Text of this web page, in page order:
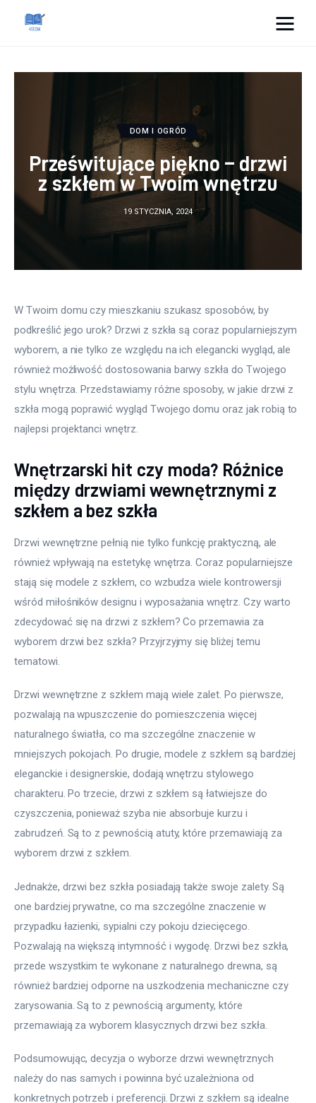
Zdrowie
Lifestyle
Uroda
DOM I OGRÓD
Prześwitujące piękno – drzwi
z szkłem w Twoim wnętrzu
19 STYCZNIA, 2024
W Twoim domu czy mieszkaniu szukasz sposobów, by
podkreślić jego urok? Drzwi z szkła są coraz popularniejszym
wyborem, a nie tylko ze względu na ich elegancki wygląd, ale
również możliwość dostosowania barwy szkła do Twojego
stylu wnętrza. Przedstawiamy różne sposoby, w jakie drzwi z
szkła mogą poprawić wygląd Twojego domu oraz jak robią to
najlepsi projektanci wnętrz.
Wnętrzarski hit czy moda? Różnice
między drzwiami wewnętrznymi z
szkłem a bez szkła
Drzwi wewnętrzne pełnią nie tylko funkcję praktyczną, ale
również wpływają na estetykę wnętrza. Coraz popularniejsze
stają się modele z szkłem, co wzbudza wiele kontrowersji
wśród miłośników designu i wyposażania wnętrz. Czy warto
zdecydować się na drzwi z szkłem? Co przemawia za
wyborem drzwi bez szkła? Przyjrzyjmy się bliżej temu
tematowi.
Drzwi wewnętrzne z szkłem mają wiele zalet. Po pierwsze,
pozwalają na wpuszczenie do pomieszczenia więcej
naturalnego światła, co ma szczególne znaczenie w
mniejszych pokojach. Po drugie, modele z szkłem są bardziej
eleganckie i designerskie, dodają wnętrzu stylowego
charakteru. Po trzecie, drzwi z szkłem są łatwiejsze do
czyszczenia, ponieważ szyba nie absorbuje kurzu i
zabrudzeń. Są to z pewnością atuty, które przemawiają za
wyborem drzwi z szkłem.
Jednakże, drzwi bez szkła posiadają także swoje zalety. Są
one bardziej prywatne, co ma szczególne znaczenie w
przypadku łazienki, sypialni czy pokoju dziecięcego.
Pozwalają na większą intymność i wygodę. Drzwi bez szkła,
przede wszystkim te wykonane z naturalnego drewna, są
również bardziej odporne na uszkodzenia mechaniczne czy
zarysowania. Są to z pewnością argumenty, które
przemawiają za wyborem klasycznych drzwi bez szkła.
Podsumowując, decyzja o wyborze drzwi wewnętrznych
należy do nas samych i powinna być uzależniona od
konkretnych potrzeb i preferencji. Drzwi z szkłem są idealne